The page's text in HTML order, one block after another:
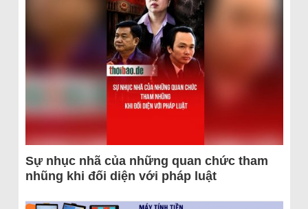
Sự nhục nhã của những quan chức tham
nhũng khi đối diện với pháp luật